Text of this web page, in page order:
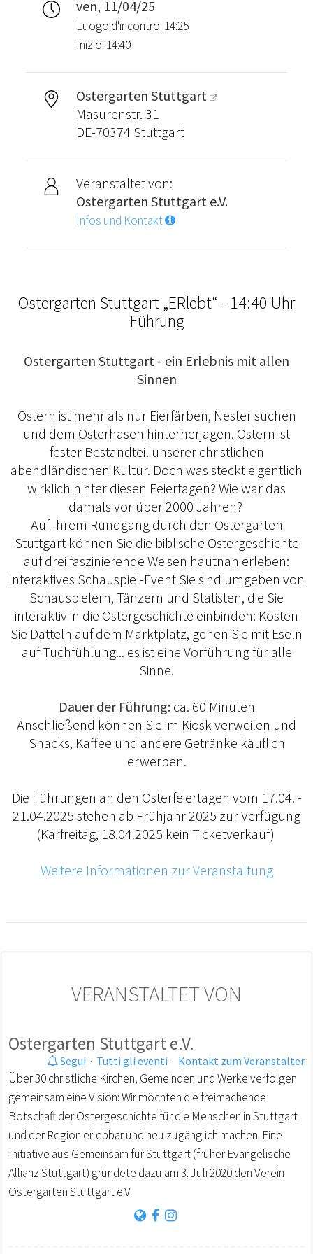
ven, 11/04/25
Luogo d'incontro: 14:25
Inizio: 14:40
Ostergarten Stuttgart
Masurenstr. 31
DE-70374 Stuttgart
Veranstaltet von:
Ostergarten Stuttgart e.V.
Infos und Kontakt
Ostergarten Stuttgart „ERlebt“ - 14:40 Uhr
Führung
Ostergarten Stuttgart - ein Erlebnis mit allen
Sinnen
Ostern ist mehr als nur Eierfärben, Nester suchen
und dem Osterhasen hinterherjagen. Ostern ist
fester Bestandteil unserer christlichen
abendländischen Kultur. Doch was steckt eigentlich
wirklich hinter diesen Feiertagen? Wie war das
damals vor über 2000 Jahren?
Auf Ihrem Rundgang durch den Ostergarten
Stuttgart können Sie die biblische Ostergeschichte
auf drei faszinierende Weisen hautnah erleben:
Interaktives Schauspiel-Event Sie sind umgeben von
Schauspielern, Tänzern und Statisten, die Sie
interaktiv in die Ostergeschichte einbinden: Kosten
Sie Datteln auf dem Marktplatz, gehen Sie mit Eseln
auf Tuchfühlung... es ist eine Vorführung für alle
Sinne.
Dauer der Führung:ca. 60 Minuten
Anschließend können Sie im Kiosk verweilen und
Snacks, Kaffee und andere Getränke käuflich
erwerben.
Die Führungen an den Osterfeiertagen vom 17.04. -
21.04.2025 stehen ab Frühjahr 2025 zur Verfügung
(Karfreitag, 18.04.2025 kein Ticketverkauf)
Weitere Informationen zur Veranstaltung
VERANSTALTET VON
Ostergarten Stuttgart e.V.
Segui · Tutti gli eventi · Kontakt zum Veranstalter
Über 30 christliche Kirchen, Gemeinden und Werke verfolgen
gemeinsam eine Vision: Wir möchten die freimachende
Botschaft der Ostergeschichte für die Menschen in Stuttgart
und der Region erlebbar und neu zugänglich machen. Eine
Initiative aus Gemeinsam für Stuttgart (früher Evangelische
Allianz Stuttgart) gründete dazu am 3. Juli 2020 den Verein
Ostergarten Stuttgart e.V.